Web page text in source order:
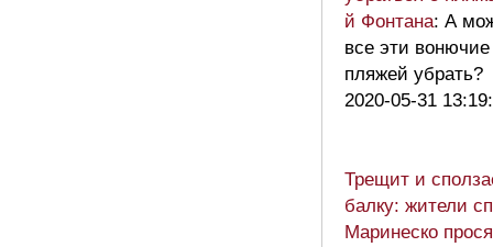
й Фонтана: А
все эти
пляжей убрать?
2020-05-31
Трещит и
балку: жители
Маринеско